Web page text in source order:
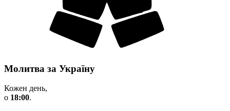
Молитва за Україну
Кожен день,
о 18:00.